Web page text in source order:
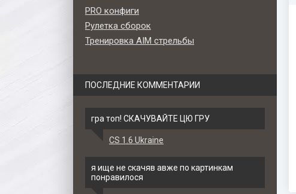
Кракен» для CS 1.6
«Ragnarok» с анимацией
осмотра для CS 1.6
PRO конфиги
Рулетка сборок
Тренировка AIM стрельбы
ПОСЛЕДНИЕ КОММЕНТАРИИ
гра топ! СКАЧУВАЙТЕ ЦЮ ГРУ
CS 1.6 Ukraine
я ище не скачяв авже по картинкам
понравилося